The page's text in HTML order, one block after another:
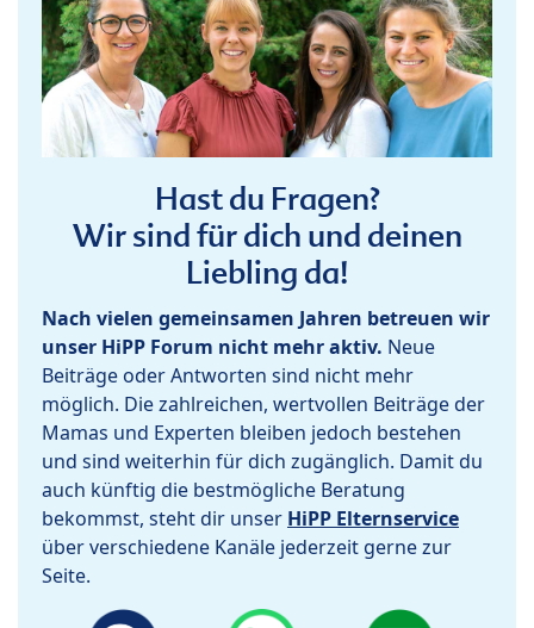
Hast du Fragen?
Wir sind für dich und deinen
Liebling da!
Nach vielen gemeinsamen Jahren betreuen wir
unser HiPP Forum nicht mehr aktiv. Neue
Beiträge oder Antworten sind nicht mehr
möglich. Die zahlreichen, wertvollen Beiträge der
Mamas und Experten bleiben jedoch bestehen
und sind weiterhin für dich zugänglich. Damit du
auch künftig die bestmögliche Beratung
bekommst, steht dir unser HiPP Elternservice
über verschiedene Kanäle jederzeit gerne zur
Seite.